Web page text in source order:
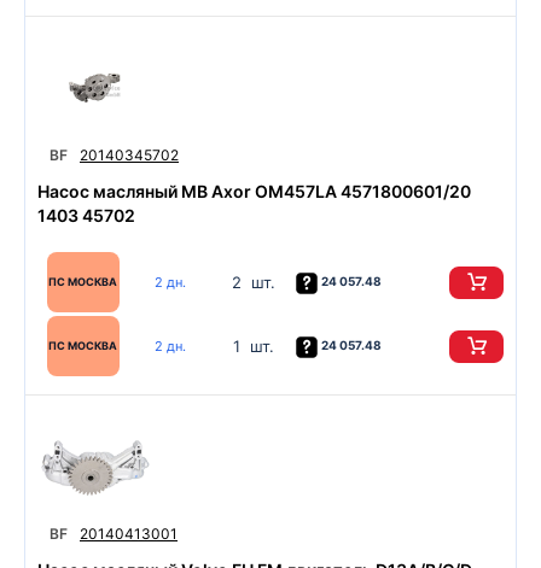
BF 20140345702
Насос масляный MB Axor OM457LA 4571800601/20
1403 45702
ПС МОСКВА 2 дн. 2 шт. 24 057.48
ПС МОСКВА 2 дн. 1 шт. 24 057.48
BF 20140413001